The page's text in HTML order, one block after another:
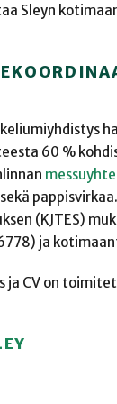
Sleyn
60 %
(KJTES)
ja
ja CV on